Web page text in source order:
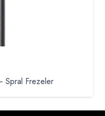
Spral Frezeler